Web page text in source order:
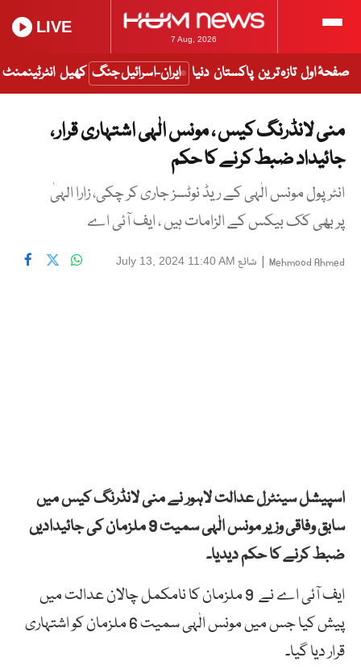
7 Aug, 2026
LIVE
صفحۂ اول تازہ ترین پاکستان دنیا ایران-اسرائیل جنگ کھیل انٹرٹینمنٹ
منی لانڈرنگ کیس ، مونس الٰہی اشتہاری قرار ،
جائیداد ضبط کرنے کا حکم
انٹر پول مونس الٰہی کے ریڈ نوٹسز جاری کر چکی، زارا الہیٰ
پر بھی کک بیکس کے الزامات ہیں ، ایف آئی اے
Mehmood Ahmed
| شائع July 13, 2024 11:40 AM
اسپیشل سینٹرل عدالت لاہور نے منی لانڈرنگ کیس میں
سابق وفاقی وزیر مونس الٰہی سمیت 9 ملزمان کی جائیدادیں
ضبط کرنے کا حکم دیدیا۔
ایف آئی اے نے 9 ملزمان کا نامکمل چالان عدالت میں
پیش کیا جس میں مونس الٰہی سمیت 6 ملزمان کو اشتہاری
قرار دیا گیا۔